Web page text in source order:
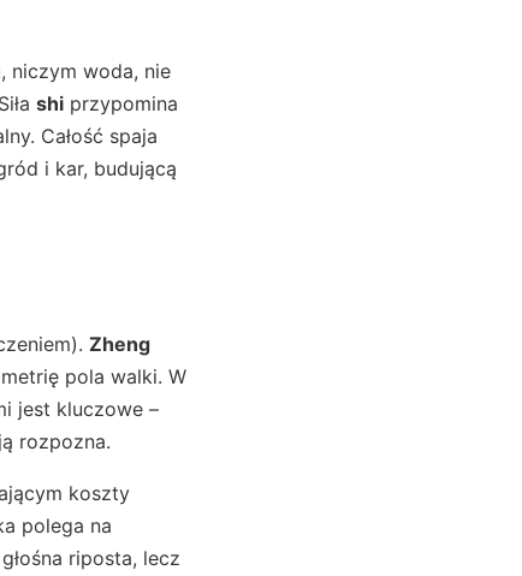
niczym woda, nie
shi przypomina
Całość spaja
i kar, budującą
Zheng
pola walki. W
jest kluczowe –
rozpozna.
koszty
polega na
riposta, lecz